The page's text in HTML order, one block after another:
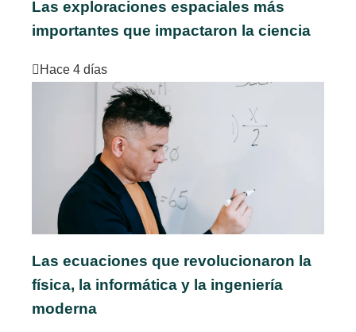
Las exploraciones espaciales más
importantes que impactaron la ciencia
Hace 4 días
Las ecuaciones que revolucionaron la
física, la informática y la ingeniería
moderna